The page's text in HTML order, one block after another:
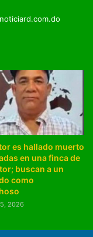
es hallado muerto
en una finca de
buscan a un
como
2026